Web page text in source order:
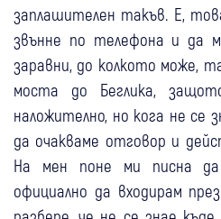
заплашителен такъв. Е,
звънне по телефона и да
заравни, до колкото може,
моста до Беглика,
наложително, но кога не се
да очакваме отговор и
На мен поне ми писна
официално да входирам